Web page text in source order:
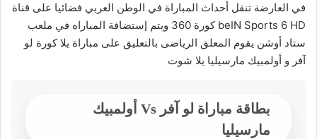
في العارضة تنقل أحداث المباراة في الوطن العربي فضائيا على قناة
beIN Sports 6 HD كورة 360 ويتم إستضافة المباراه في ملعب
ستاد أوشن يقوم المعلق الرياضى بالتعليق على مباراة يلا كورة لو
آفر و أولمبيك مارسيليا يلا شوت
بطاقة مباراة لو آفر Vs أولمبيك
مارسيليا